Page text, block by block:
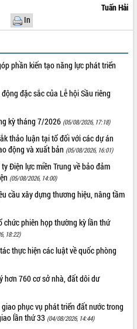
Tuấn Hải
In
phần kiến tạo năng lực phát triển
đặc sắc của Lễ hội Sầu riêng
kỳ tháng 7/2026 (05/08/2026, 17:18)
thảo luận tại tổ đối với các dự án
động và xuất bản (05/08/2026, 16:01)
Điện lực miền Trung về bảo đảm
(05/08/2026, 14:00)
cầu xây dựng thương hiệu, nâng tầm
phiên họp thường kỳ lần thứ
18:22)
thực hiện các luật về quốc phòng
hơn 760 cơ sở nhà, đất dôi dư
phục vụ phát triển đất nước trong
lần thứ 33 (04/08/2026, 14:44)